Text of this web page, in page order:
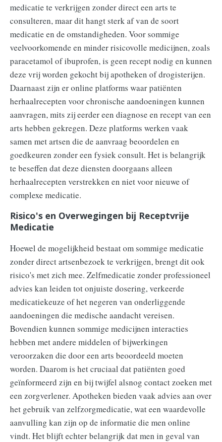
medicatie te verkrijgen zonder direct een arts te
consulteren, maar dit hangt sterk af van de soort
medicatie en de omstandigheden. Voor sommige
veelvoorkomende en minder risicovolle medicijnen, zoals
paracetamol of ibuprofen, is geen recept nodig en kunnen
deze vrij worden gekocht bij apotheken of drogisterijen.
Daarnaast zijn er online platforms waar patiënten
herhaalrecepten voor chronische aandoeningen kunnen
aanvragen, mits zij eerder een diagnose en recept van een
arts hebben gekregen. Deze platforms werken vaak
samen met artsen die de aanvraag beoordelen en
goedkeuren zonder een fysiek consult. Het is belangrijk
te beseffen dat deze diensten doorgaans alleen
herhaalrecepten verstrekken en niet voor nieuwe of
complexe medicatie.
Risico's en Overwegingen bij Receptvrije
Medicatie
Hoewel de mogelijkheid bestaat om sommige medicatie
zonder direct artsenbezoek te verkrijgen, brengt dit ook
risico's met zich mee. Zelfmedicatie zonder professioneel
advies kan leiden tot onjuiste dosering, verkeerde
medicatiekeuze of het negeren van onderliggende
aandoeningen die medische aandacht vereisen.
Bovendien kunnen sommige medicijnen interacties
hebben met andere middelen of bijwerkingen
veroorzaken die door een arts beoordeeld moeten
worden. Daarom is het cruciaal dat patiënten goed
geïnformeerd zijn en bij twijfel alsnog contact zoeken met
een zorgverlener. Apotheken bieden vaak advies aan over
het gebruik van zelfzorgmedicatie, wat een waardevolle
aanvulling kan zijn op de informatie die men online
vindt. Het blijft echter belangrijk dat men in geval van